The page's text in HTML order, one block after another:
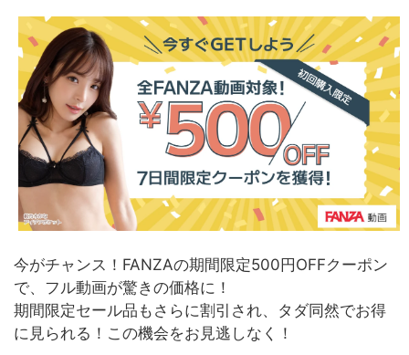
今がチャンス！FANZAの期間限定500円OFFクーポン
で、フル動画が驚きの価格に！
期間限定セール品もさらに割引され、タダ同然でお得
に見られる！ この機会をお見逃しなく！